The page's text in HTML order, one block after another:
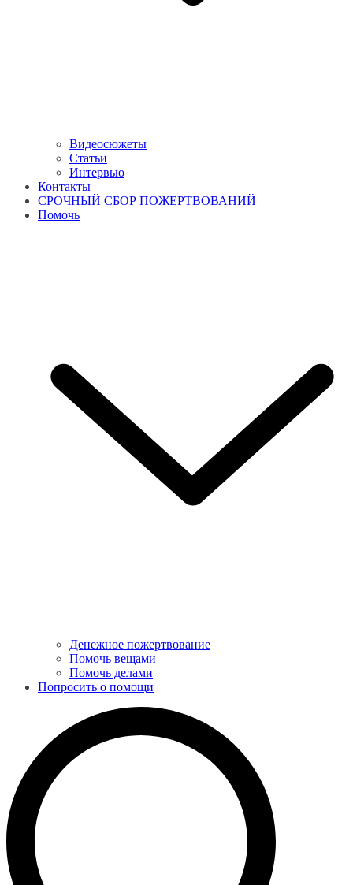
Видеосюжеты
Статьи
Интервью
Контакты
СРОЧНЫЙ СБОР ПОЖЕРТВОВАНИЙ
Помочь
Денежное пожертвование
Помочь вещами
Помочь делами
Попросить о помощи